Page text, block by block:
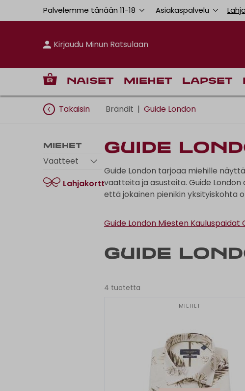
Palvelemme tänään 11-18 Asiakaspalvelu
Kirjaudu Minun Ratsulaan
Naiset Miehet Lapset
Takaisin Brändit | Guide London
Miehet
Vaatteet
Lahjakortti
Guide
Guide London tarjoaa miehille
vaatteita ja asusteita. Guide
että jokainen pienikin yksityiskohta
Guide London Miesten Kauluspaidat
Guide
4 tuotetta
MIEHET